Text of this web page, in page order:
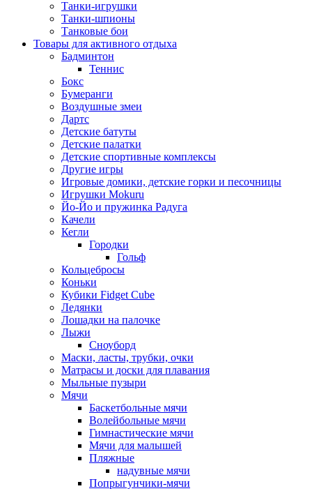
Танки-игрушки
Танки-шпионы
Танковые бои
Товары для активного отдыха
Бадминтон
Теннис
Бокс
Бумеранги
Воздушные змеи
Дартс
Детские батуты
Детские палатки
Детские спортивные комплексы
Другие игры
Игровые домики, детские горки и песочницы
Игрушки Mokuru
Йо-Йо и пружинка Радуга
Качели
Кегли
Городки
Гольф
Кольцебросы
Коньки
Кубики Fidget Cube
Ледянки
Лошадки на палочке
Лыжи
Сноуборд
Маски, ласты, трубки, очки
Матрасы и доски для плавания
Мыльные пузыри
Мячи
Баскетбольные мячи
Волейбольные мячи
Гимнастические мячи
Мячи для малышей
Пляжные
надувные мячи
Попрыгунчики-мячи